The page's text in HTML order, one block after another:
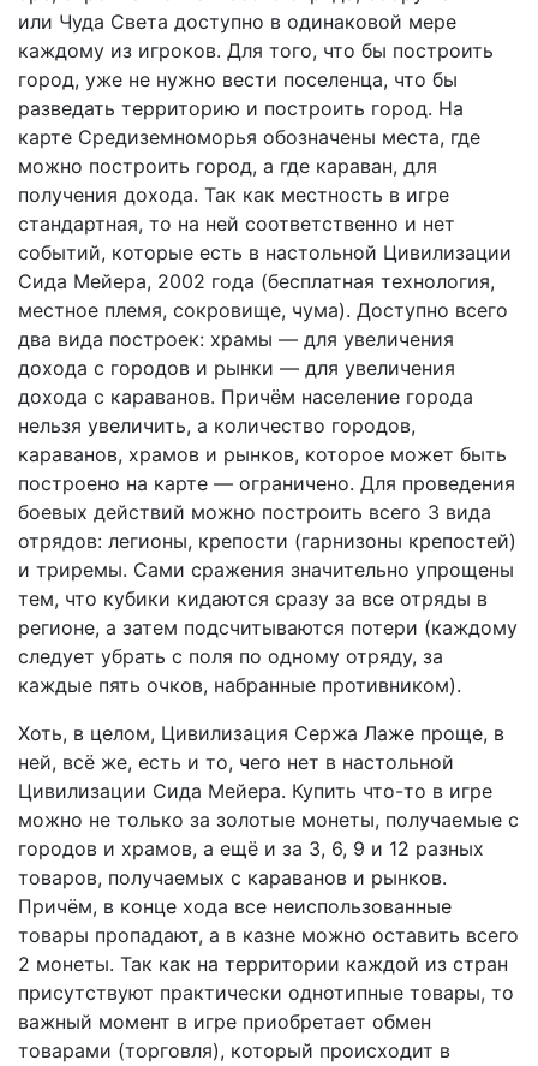
или Чуда Света доступно в одинаковой мере
каждому из игроков. Для того, что бы построить
город, уже не нужно вести поселенца, что бы
разведать территорию и построить город. На
карте Средиземноморья обозначены места, где
можно построить город, а где караван, для
получения дохода. Так как местность в игре
стандартная, то на ней соответственно и нет
событий, которые есть в настольной Цивилизации
Сида Мейера, 2002 года (бесплатная технология,
местное племя, сокровище, чума). Доступно всего
два вида построек: храмы — для увеличения
дохода с городов и рынки — для увеличения
дохода с караванов. Причём население города
нельзя увеличить, а количество городов,
караванов, храмов и рынков, которое может быть
построено на карте — ограничено. Для проведения
боевых действий можно построить всего 3 вида
отрядов: легионы, крепости (гарнизоны крепостей)
и триремы. Сами сражения значительно упрощены
тем, что кубики кидаются сразу за все отряды в
регионе, а затем подсчитываются потери (каждому
следует убрать с поля по одному отряду, за
каждые пять очков, набранные противником).
Хоть, в целом, Цивилизация Сержа Лаже проще, в
ней, всё же, есть и то, чего нет в настольной
Цивилизации Сида Мейера. Купить что-то в игре
можно не только за золотые монеты, получаемые с
городов и храмов, а ещё и за 3, 6, 9 и 12 разных
товаров, получаемых с караванов и рынков.
Причём, в конце хода все неиспользованные
товары пропадают, а в казне можно оставить всего
2 монеты. Так как на территории каждой из стран
присутствуют практически однотипные товары, то
важный момент в игре приобретает обмен
товарами (торговля), который происходит в